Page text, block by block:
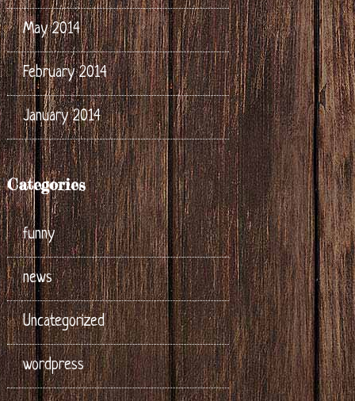
May 2014
February 2014
January 2014
Categories
funny
news
Uncategorized
wordpress